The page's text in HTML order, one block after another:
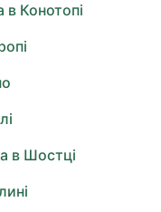
в Конотопі
в Шостці